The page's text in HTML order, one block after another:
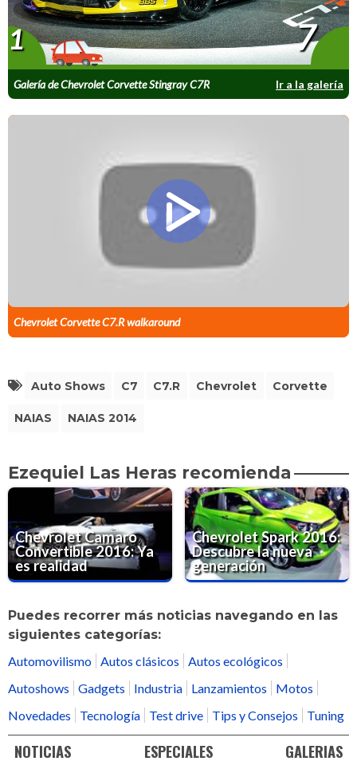
Galería de Chevrolet Corvette Stingray C7R Ir a la galería
1 7
Chevrolet Corvette C7.R walkaround
Auto Shows C7 C7.R Chevrolet Corvette
NAIAS NAIAS 2014
Ezequiel Las Heras recomienda
Chevrolet Camaro
Convertible 2016: Ya
es realidad
Chevrolet Spark 2016:
Descubre la nueva
generación
Puedes recorrer más noticias navegando en las
siguientes categorías:
Automovilismo Autos clásicos
Autos ecológicos
Autoshows
Gadgets Industria Lanzamientos
Motos
Novedades
Tecnología Test drive Tips y Consejos Tuning
NOTICIAS ESPECIALES GALERIAS